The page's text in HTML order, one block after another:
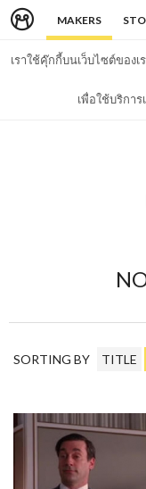
MAKERS
เราใช้คุ๊กกี้บนเว็บไซต์ของ
เพื่อใช้บริการ
SORTING BY TITLE